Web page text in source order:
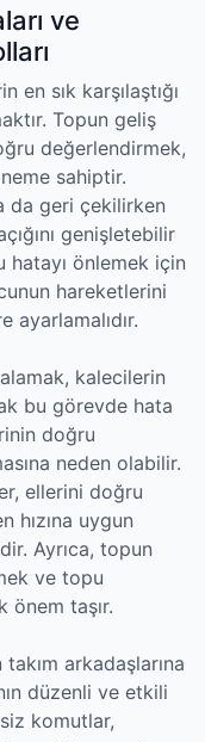
ve
en sık karşılaştığı
Topun geliş
değerlendirmek,
sahiptir.
da geri çekilirken
genişletebilir
hatayı önlemek için
hareketlerini
ayarlamalıdır.
kalecilerin
bu görevde hata
doğru
neden olabilir.
ellerini doğru
hızına uygun
Ayrıca, topun
ve topu
önem taşır.
arkadaşlarına
düzenli ve etkili
komutlar,